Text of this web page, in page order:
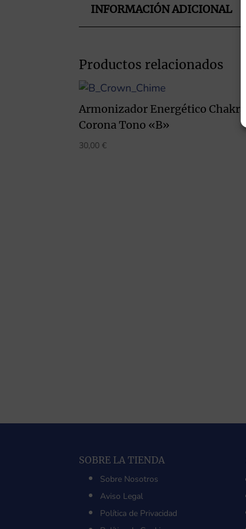
INFORMACIÓN ADICIONAL
Productos relacionados
Armonizador Energético Chakra
Corona Tono «B»
30,00 €
SOBRE LA TIENDA
Sobre Nosotros
Aviso Legal
Política de Privacidad